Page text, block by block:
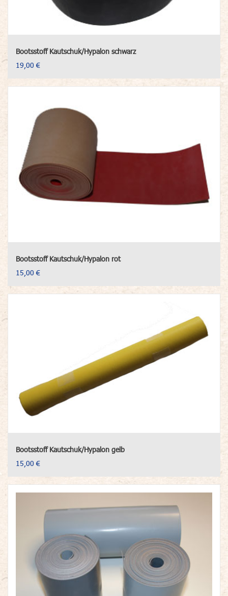
Bootsstoff Kautschuk/Hypalon schwarz
19,00 €
Bootsstoff Kautschuk/Hypalon rot
15,00 €
Bootsstoff Kautschuk/Hypalon gelb
15,00 €